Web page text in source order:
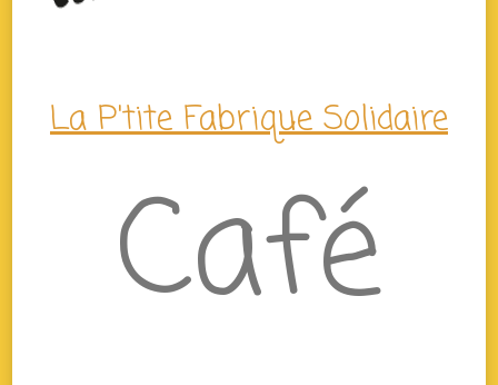
La P'tite Fabrique Solidaire
Café